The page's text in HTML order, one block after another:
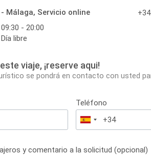
Málaga, Servicio online
09:30 - 20:00
Día libre
viaje, ¡reserve aqui!
se pondrá en contacto con usted
Teléfono
España
+34
y comentario a la solicitud (opcional)